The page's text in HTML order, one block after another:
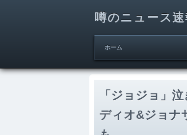
噂のニュース速
ホーム
「ジョジョ」
ディオ&ジョナ